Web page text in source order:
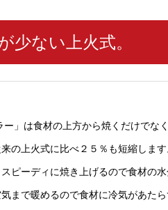
少ない上火式。
」は食材の上方から焼くだけでな
の上火式に比べ２５％も短縮します
ピーディに焼き上げるので食材の
まで暖めるので食材に冷気があた